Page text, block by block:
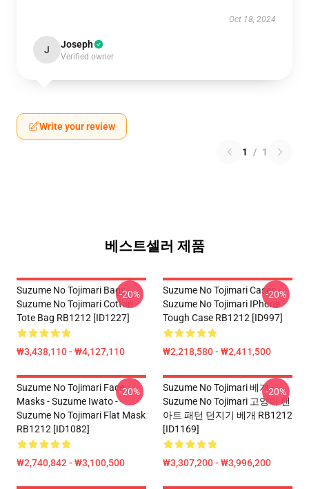
Oct 18, 2024
J Joseph
Verified owner
Write your review
1 / 1
베스트셀러 제품
Suzume No Tojimari Bags -
Suzume No Tojimari Cotton
Tote Bag RB1212 [ID1227]
₩3,438,110 - ₩4,127,110
-20%
Suzume No Tojimari Cases -
Suzume No Tojimari IPhone
Tough Case RB1212 [ID997]
₩2,218,580 - ₩2,411,500
-20%
Suzume No Tojimari Face
Masks - Suzume Iwato -
Suzume No Tojimari Flat Mask
RB1212 [ID1082]
₩2,740,842 - ₩3,100,500
-20%
Suzume No Tojimari 베개 -
Suzume No Tojimari 고양이 팬
아트 패턴 던지기 베개 RB1212
[ID1169]
₩3,307,200 - ₩3,996,200
-20%